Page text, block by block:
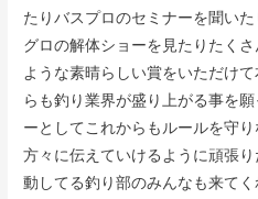
たりバスプロのセミナーを聞い
グロの解体ショーを見たりたく
ような素晴らしい賞をいただけ
らも釣り業界が盛り上がる事を
ーとしてこれからもルールを守
方々に伝えていけるように頑張
動してる釣り部のみんなも来て